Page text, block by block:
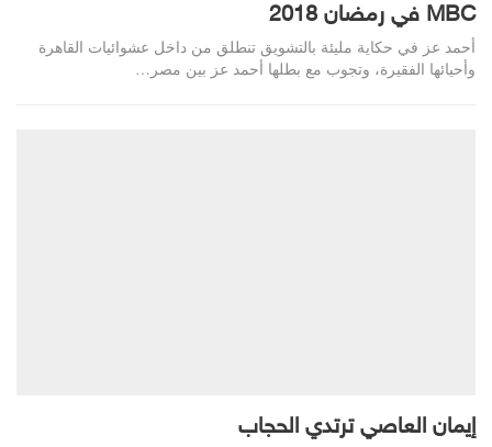
MBC في رمضان 2018
أحمد عز في حكاية مليئة بالتشويق تنطلق من داخل عشوائيات القاهرة
وأحيائها الفقيرة، وتجوب مع بطلها أحمد عز بين مصر…
إيمان العاصي ترتدي الحجاب